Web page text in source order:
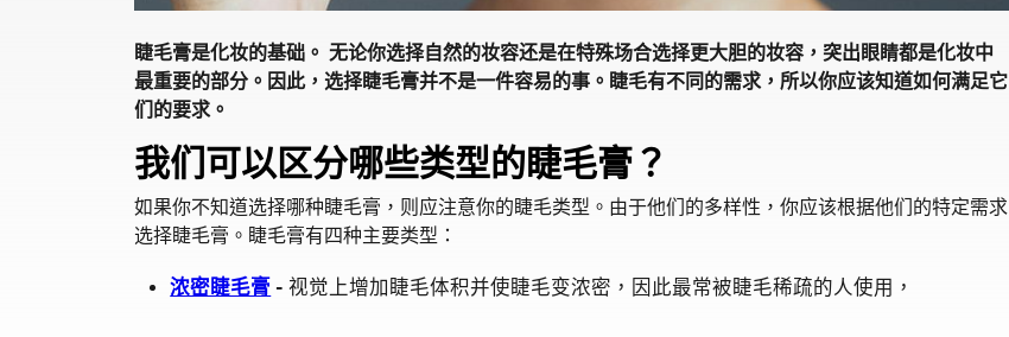
睫毛膏是化妆的基础。 无论你选择自然的妆容还是在特殊场合选择更大胆的妆容，突出眼睛都是化妆中
最重要的部分。因此，选择睫毛膏并不是一件容易的事。睫毛有不同的需求，所以你应该知道如何满足它
们的要求。
我们可以区分哪些类型的睫毛膏？
如果你不知道选择哪种睫毛膏，则应注意你的睫毛类型。由于他们的多样性，你应该根据他们的特定需求
选择睫毛膏。睫毛膏有四种主要类型：
浓密睫毛膏 - 视觉上增加睫毛体积并使睫毛变浓密，因此最常被睫毛稀疏的人使用，